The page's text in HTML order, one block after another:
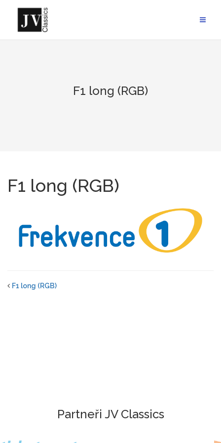
content
F1 long (RGB)
F1 long (RGB)
F1 long (RGB)
Partneři JV Classics